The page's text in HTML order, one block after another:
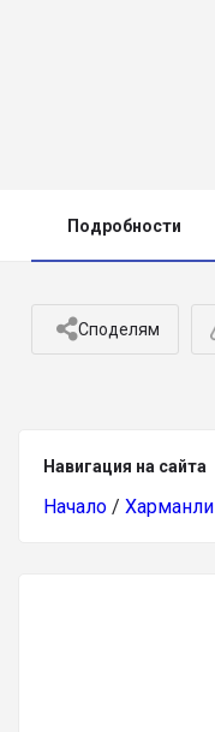
Подробности
Споделям
Навигация на сайта
Начало / Харманли